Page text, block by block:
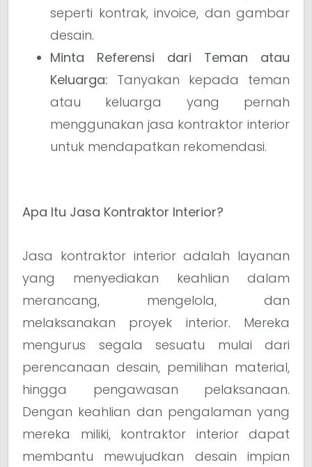
seperti kontrak, invoice, dan gambar
desain.
Minta Referensi dari Teman atau
Keluarga: Tanyakan kepada teman
atau keluarga yang pernah
menggunakan jasa kontraktor interior
untuk mendapatkan rekomendasi.
Apa Itu Jasa Kontraktor Interior?
Jasa kontraktor interior adalah layanan
yang menyediakan keahlian dalam
merancang, mengelola, dan
melaksanakan proyek interior. Mereka
mengurus segala sesuatu mulai dari
perencanaan desain, pemilihan material,
hingga pengawasan pelaksanaan.
Dengan keahlian dan pengalaman yang
mereka miliki, kontraktor interior dapat
membantu mewujudkan desain impian